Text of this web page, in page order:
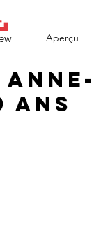
Aperçu
ans